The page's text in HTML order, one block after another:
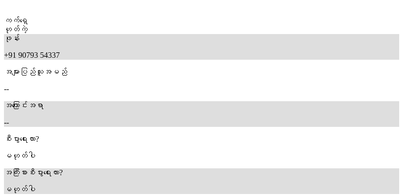
ကက်ရှေ
ဟုတ်ကဲ့
ဖုန်း
+91 90793 54337
အများပြည်သူအမည်
--
အကြောင်းအရာ
--
စီးပွားရေးလား?
မဟုတ်ပါ
အကြီးစားစီးပွားရေးလား?
မဟုတ်ပါ